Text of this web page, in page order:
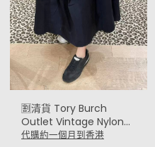
🈹️清貨 Tory Burch
Outlet Vintage Nylon
2.0 波鞋 (炭黑
代購約一個月到香港